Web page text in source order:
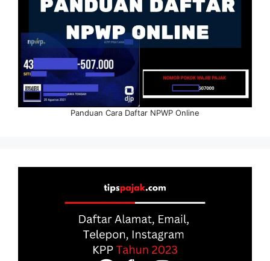
Panduan Cara Daftar NPWP Online